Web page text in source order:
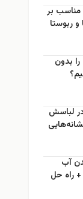
مناسب بر
ربوستا
بدون
لباسش
آب
راه حل